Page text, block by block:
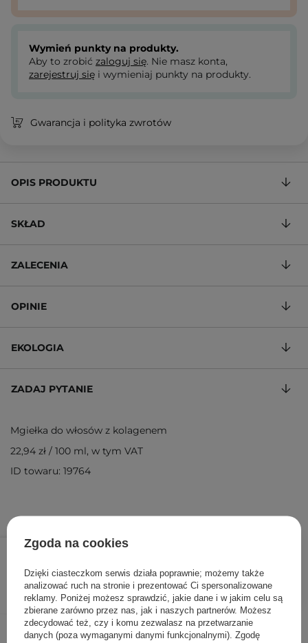
39,00 zł /szt.
DODAJ DO KOSZYKA
Wymień punkty na produkty.
Aby to zrobić zaloguj się. Nie masz konta,
zarejestruj się i wymieniaj punkty na produkty.
Gwarancja i polityka zwrotów
OPIS PRODUKTU
SKŁAD
ZALECENIA
OPINIE
EKOLOGIA
ZADAJ PYTANIE
Mgiełka do włosów z kolagenem
22,94 zł / 100 ml, w tym VAT
ID towaru: 19764
Inni klienci sprawdzali również
Zgoda na cookies
Dzięki ciasteczkom serwis działa poprawnie; możemy także
analizować ruch na stronie i prezentować Ci spersonalizowane
reklamy. Poniżej możesz sprawdzić, jakie dane i w jakim celu są
zbierane zarówno przez nas, jak i naszych partnerów. Możesz
zdecydować też, czy i komu zezwalasz na przetwarzanie
danych (poza wymaganymi danymi funkcjonalnymi). Zgodę